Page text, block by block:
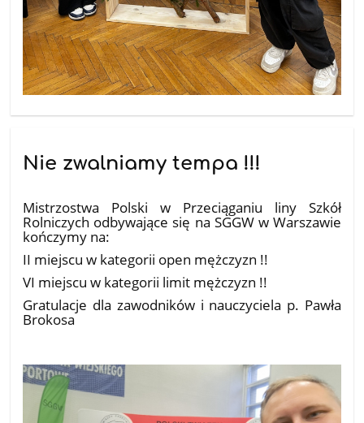
Nie zwalniamy tempa !!!
Mistrzostwa Polski w Przeciąganiu liny Szkół
Rolniczych odbywające się na SGGW w Warszawie
kończymy na:
II miejscu w kategorii open mężczyzn !!
VI miejscu w kategorii limit mężczyzn !!
Gratulacje dla zawodników i nauczyciela p. Pawła
Brokosa